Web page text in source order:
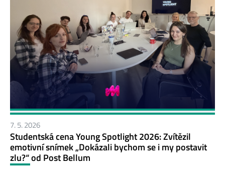
7. 5. 2026
Studentská cena Young Spotlight 2026: Zvítězil
emotivní snímek „Dokázali bychom se i my postavit
zlu?“ od Post Bellum